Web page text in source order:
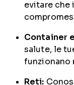
evitare che
Container
salute, le
funzionano
Reti: